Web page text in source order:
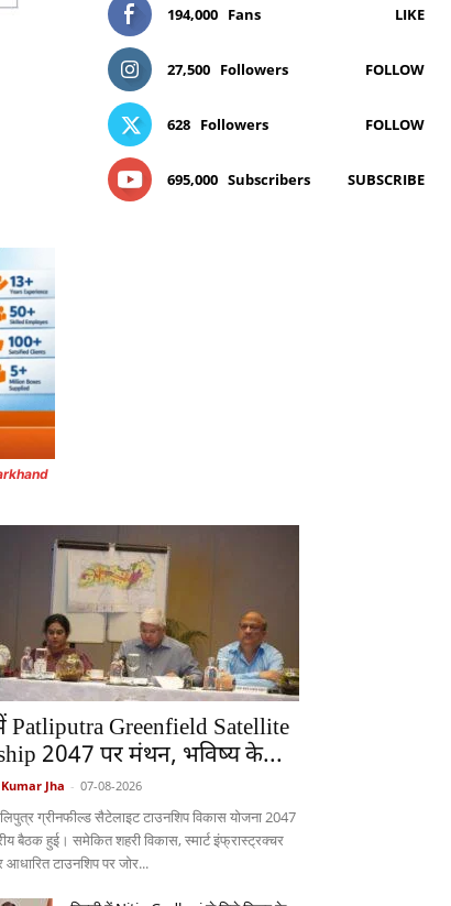
194,000 Fans LIKE
27,500 Followers FOLLOW
628 Followers FOLLOW
695,000 Subscribers SUBSCRIBE
Patliputra Greenfield Satellite
2047 पर मंथन, भविष्य के...
Jha - 07-08-2026
ग्रीनफील्ड सैटेलाइट टाउनशिप विकास योजना 2047
बैठक हुई। समेकित शहरी विकास, स्मार्ट इंफ्रास्ट्रक्चर
आधारित टाउनशिप पर जोर...